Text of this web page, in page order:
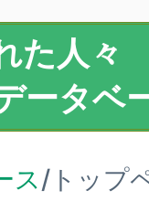
た人々
ータベ
ス/トップ